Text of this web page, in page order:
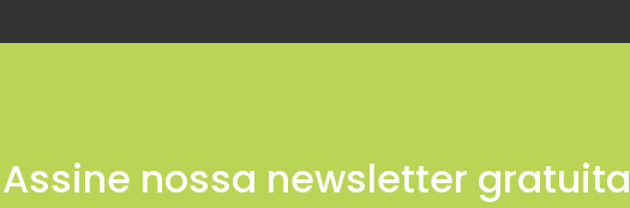
Assine nossa newsletter gratuita